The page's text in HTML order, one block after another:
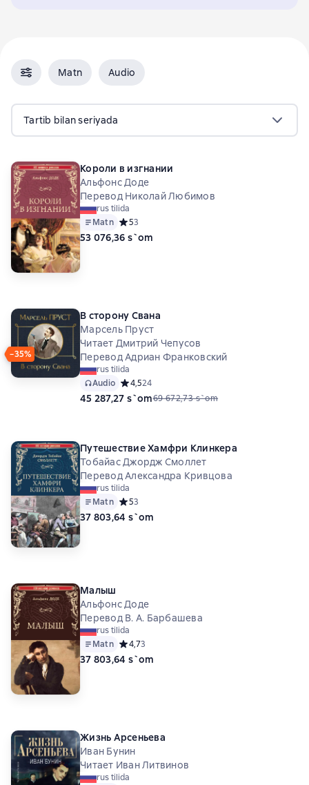
Matn Audio
Tartib bilan seriyada
Короли в изгнании
Альфонс Доде
Перевод Николай Любимов
rus tilida
Matn Средний рейтинг 5 на основе 3 оценок
53
53 076,36 s`om
−35%
В сторону Свана
Марсель Пруст
Читает Дмитрий Чепусов
Перевод Адриан Франковский
rus tilida
Audio Средний рейтинг 4,5 на основе 24 оценок
4,524
45 287,27 s`om69 672,73 s`om
Путешествие Хамфри Клинкера
Тобайас Джордж Смоллет
Перевод Александра Кривцова
rus tilida
Matn Средний рейтинг 5 на основе 3 оценок
53
37 803,64 s`om
Малыш
Альфонс Доде
Перевод В. А. Барбашева
rus tilida
Matn Средний рейтинг 4,7 на основе 3 оценок
4,73
37 803,64 s`om
Жизнь Арсеньева
Иван Бунин
Читает Иван Литвинов
rus tilida